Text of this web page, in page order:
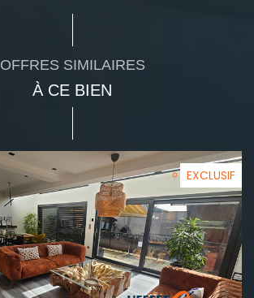
OFFRES SIMILAIRES
À CE BIEN
EXCLUSIF